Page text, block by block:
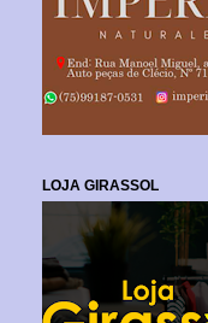
LOJA GIRASSOL